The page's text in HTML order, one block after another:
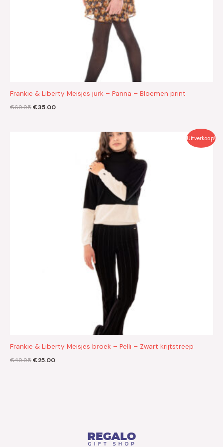
Frankie & Liberty Meisjes jurk – Panna – Bloemen print
€69.95€35.00
Uitverkoop!
Frankie & Liberty Meisjes broek – Pelli – Zwart krijtstreep
€49.95€25.00